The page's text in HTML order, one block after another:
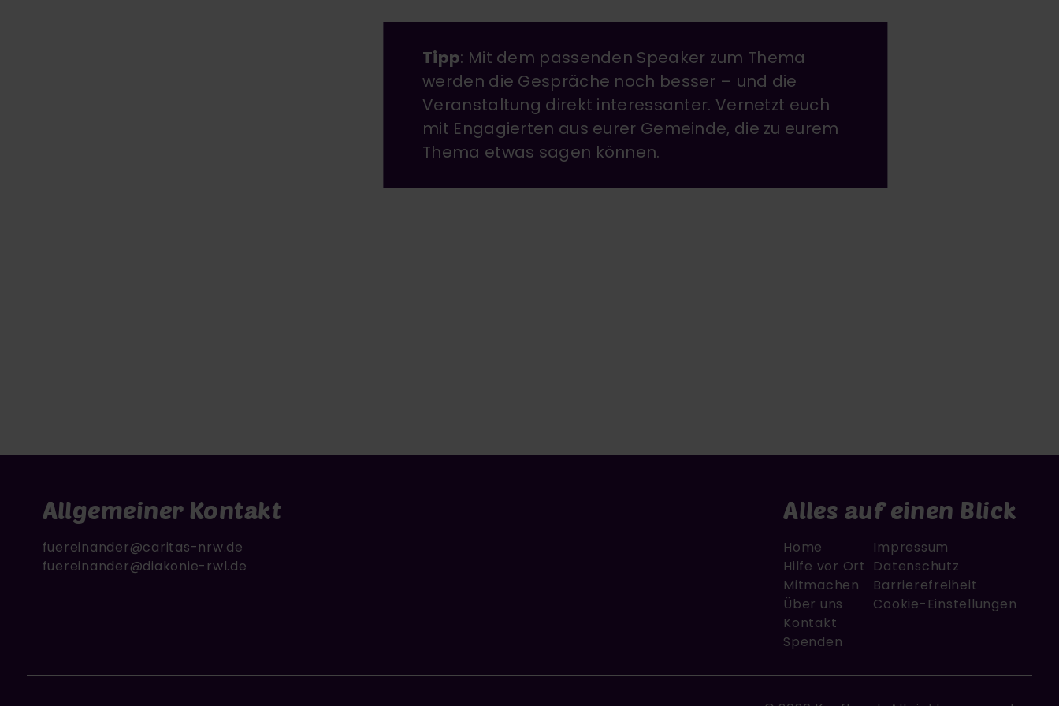
Tipp: Mit dem passenden Speaker zum Thema
werden die Gespräche noch besser – und die
Veranstaltung direkt interessanter. Vernetzt euch
mit Engagierten aus eurer Gemeinde, die zu eurem
Thema etwas sagen können.
Allgemeiner Kontakt
fuereinander@caritas-nrw.de
fuereinander@diakonie-rwl.de
Alles auf einen Blick
Fußzeile
Home
Hilfe vor Ort
Mitmachen
Über uns
Kontakt
Spenden
Fußzeile Sekundär
Impressum
Datenschutz
Barrierefreiheit
Cookie-Einstellungen